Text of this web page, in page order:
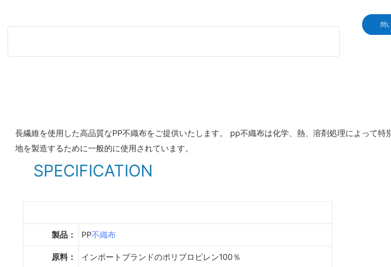
問
長繊維を使用した高品質なPP不織布をご提供いたします。 pp不織布は化学、熱、溶剤処理によって
地を製造するために一般的に使用されています。
SPECIFICATION
製品： PP不織布
原料： インポートブランドのポリプロピレン100％